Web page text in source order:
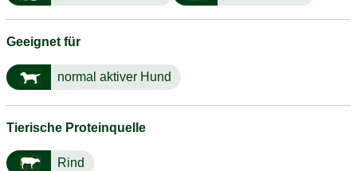
Geeignet für
normal aktiver Hund
Tierische Proteinquelle
Rind